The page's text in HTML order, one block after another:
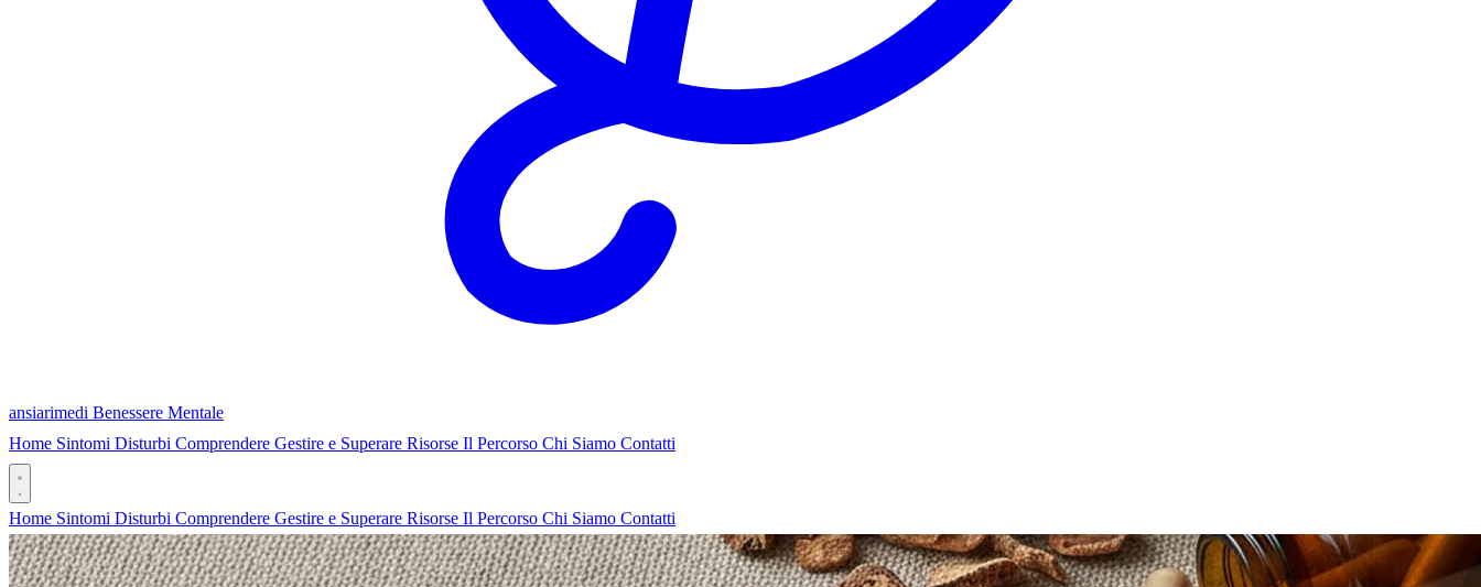
ansiarimedi Benessere Mentale
Home Sintomi Disturbi Comprendere Gestire e Superare Risorse Il Percorso Chi Siamo Contatti
Home Sintomi Disturbi Comprendere Gestire e Superare Risorse Il Percorso Chi Siamo Contatti